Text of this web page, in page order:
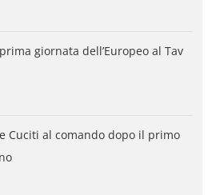
giornata dell’Europeo al Tav
Cuciti al comando dopo il primo